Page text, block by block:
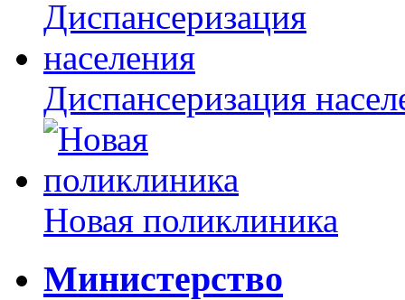
Диспансеризация
Новая поликлиника
Министерство